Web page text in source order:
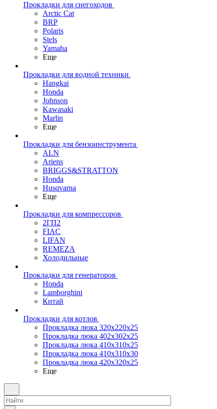
Прокладки для снегоходов
Arctic Cat
BRP
Polaris
Stels
Yamaha
Еще
Прокладки для водной техники
Hangkai
Honda
Johnson
Kawasaki
Marlin
Еще
Прокладки для бензоинструмента
ALN
Ariens
BRIGGS&STRATTON
Honda
Husqvarna
Еще
Прокладки для компрессоров
2ГП2
FIAC
LIFAN
REMEZA
Холодильные
Прокладки для генераторов
Honda
Lamborghini
Китай
Прокладки для котлов
Прокладка люка 320x220x25
Прокладка люка 402x302x25
Прокладка люка 410x310x25
Прокладка люка 410х310х30
Прокладка люка 420x320x25
Еще